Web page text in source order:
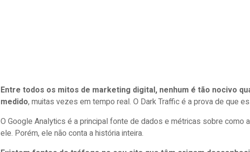
Entre todos os mitos de marketing digital, nenhum é tão nocivo
medido, muitas vezes em tempo real. O Dark Traffic é a prova de que
O Google Analytics é a principal fonte de dados e métricas sobre
ele. Porém, ele não conta a história inteira.